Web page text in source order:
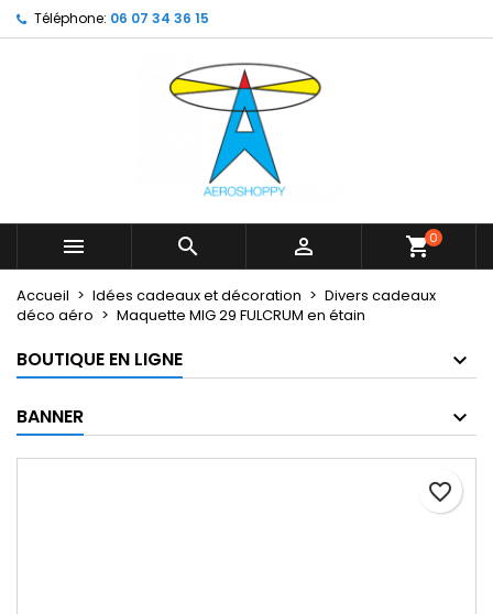
Téléphone: 06 07 34 36 15
   shopping_cart0
Accueil Idées cadeaux et décoration
Divers cadeaux
déco aéro
Maquette MIG 29 FULCRUM en étain
BOUTIQUE EN LIGNE
BANNER
favorite_border
My wishlists ×
Create new list
Créer une liste d'envies ×
Nom de la liste d'envies
Connexion ×
Vous devez être connecté pour ajouter des produits
Annuler